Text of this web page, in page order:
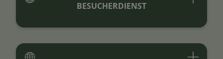
BESUCHERDIENST